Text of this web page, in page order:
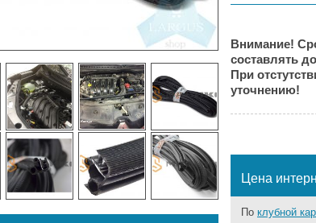
Великий
Нальчик:
Самара:
Тверь:
Внимание!
составлять до
При
уточнению!
Цена
По клубной